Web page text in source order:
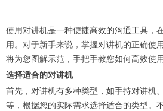
使用对讲机是一种便捷高效的沟通工具，
用。对于新手来说，掌握对讲机的正确使
将为您图解示范，手把手教您如何高效使
选择适合的对讲机
首先，对讲机有多种类型，如手持对讲机
等，根据您的实际需求选择适合的类型。